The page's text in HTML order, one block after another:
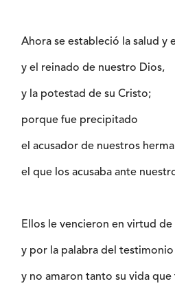
Ahora se estableció la salud y
y el reinado de nuestro Dios,
y la potestad de su Cristo;
porque fue precipitado
el acusador de nuestros
el que los acusaba ante
Ellos le vencieron en virtud
y por la palabra del
y no amaron tanto su vida